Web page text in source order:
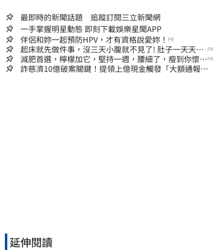
最即時的新聞話題 追蹤訂閱三立新聞網
一手掌握明星動態 即刻下載娛樂星聞APP
伴侶和妳一起預防HPV，才有資格說愛妳！ PR
起床就先做件事，沒三天小腹就不見了! 肚子一天天變
小！
PR
減肥首選，檸檬加它，堅持一週，腰細了，瘦到你懷疑
人生
PR
詐慈濟10億破案關鍵！提領上億現金觸發「大額通報」
延伸閱讀